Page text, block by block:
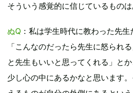
そういう感覚的に信じているもの
ぬQ ：私は学生時代に教わった先生
「こんなのだったら先生に怒られ
と先生もいいと思ってくれる」と
少し心の中にあるかなと思います